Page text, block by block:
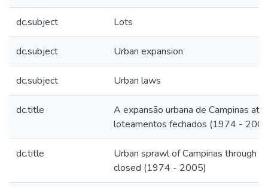
dc.subject Lots
dc.subject Urban expansion
dc.subject Urban laws
dc.title
A expansão urbana de Campinas
loteamentos fechados (1974 -
dc.title
Urban sprawl of Campinas through
closed (1974 - 2005)